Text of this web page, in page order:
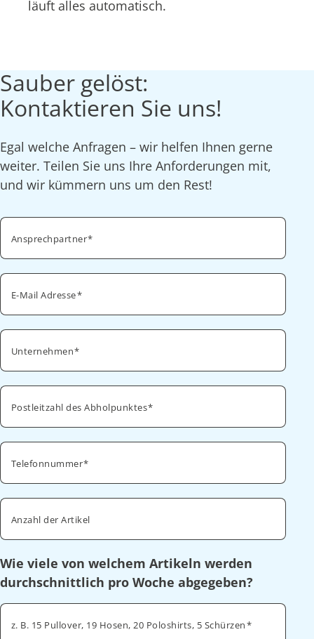
läuft alles automatisch.
Sauber gelöst:
Kontaktieren Sie uns!
Egal welche Anfragen – wir helfen Ihnen gerne
weiter. Teilen Sie uns Ihre Anforderungen mit,
und wir kümmern uns um den Rest!
Ansprechpartner
E-Mail Adresse
Unternehmen
Postleitzahl des Abholpunktes
Telefonnummer
Anzahl der Artikel
Wie viele von welchem Artikeln werden
durchschnittlich pro Woche abgegeben?
z. B. 15 Pullover, 19 Hosen, 20 Poloshirts, 5 Schürzen